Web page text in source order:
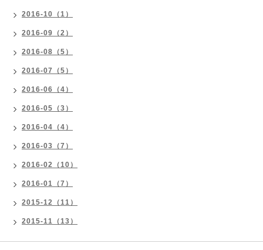
2016-10（1）
2016-09（2）
2016-08（5）
2016-07（5）
2016-06（4）
2016-05（3）
2016-04（4）
2016-03（7）
2016-02（10）
2016-01（7）
2015-12（11）
2015-11（13）